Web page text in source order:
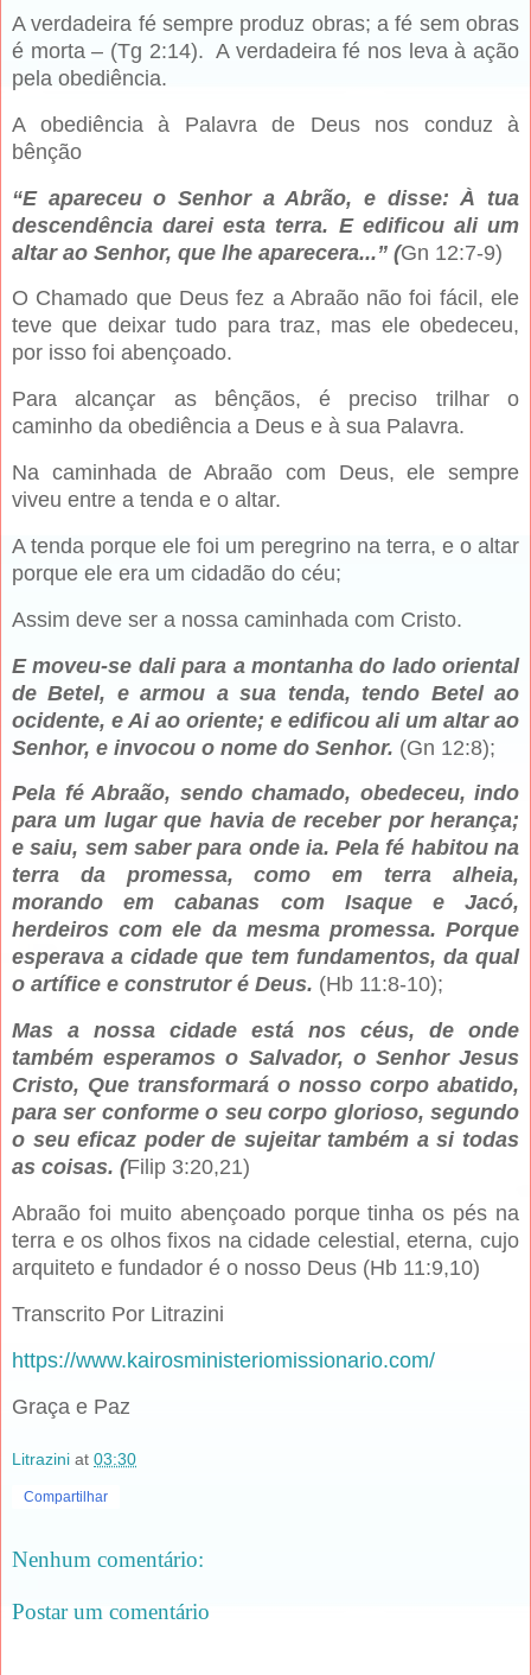
A verdadeira fé sempre produz obras; a fé sem obras
é morta – (Tg 2:14). A verdadeira fé nos leva à ação
pela obediência.
A obediência à Palavra de Deus nos conduz à
bênção
“E apareceu o Senhor a Abrão, e disse: À tua
descendência darei esta terra. E edificou ali um
altar ao Senhor, que lhe aparecera...” (Gn 12:7-9)
O Chamado que Deus fez a Abraão não foi fácil, ele
teve que deixar tudo para traz, mas ele obedeceu,
por isso foi abençoado.
Para alcançar as bênçãos, é preciso trilhar o
caminho da obediência a Deus e à sua Palavra.
Na caminhada de Abraão com Deus, ele sempre
viveu entre a tenda e o altar.
A tenda porque ele foi um peregrino na terra, e o altar
porque ele era um cidadão do céu;
Assim deve ser a nossa caminhada com Cristo.
E moveu-se dali para a montanha do lado oriental
de Betel, e armou a sua tenda, tendo Betel ao
ocidente, e Ai ao oriente; e edificou ali um altar ao
Senhor, e invocou o nome do Senhor. (Gn 12:8);
Pela fé Abraão, sendo chamado, obedeceu, indo
para um lugar que havia de receber por herança;
e saiu, sem saber para onde ia. Pela fé habitou na
terra da promessa, como em terra alheia,
morando em cabanas com Isaque e Jacó,
herdeiros com ele da mesma promessa. Porque
esperava a cidade que tem fundamentos, da qual
o artífice e construtor é Deus. (Hb 11:8-10);
Mas a nossa cidade está nos céus, de onde
também esperamos o Salvador, o Senhor Jesus
Cristo, Que transformará o nosso corpo abatido,
para ser conforme o seu corpo glorioso, segundo
o seu eficaz poder de sujeitar também a si todas
as coisas. (Filip 3:20,21)
Abraão foi muito abençoado porque tinha os pés na
terra e os olhos fixos na cidade celestial, eterna, cujo
arquiteto e fundador é o nosso Deus (Hb 11:9,10)
Transcrito Por Litrazini
https://www.kairosministeriomissionario.com/
Graça e Paz
Litrazini at 03:30
Compartilhar
Nenhum comentário:
Postar um comentário